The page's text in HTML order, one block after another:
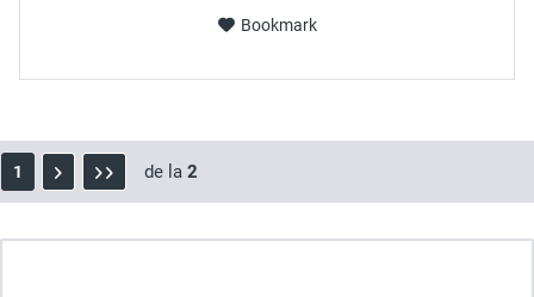
Bookmark
1 de la 2